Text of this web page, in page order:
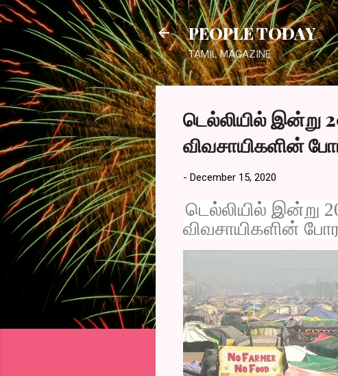
PEOPLE TODAY
TAMIL MAGAZINE
டெல்லியில் இன்று
விவசாயிகளின்
- December 15, 2020
டெல்லியில் இன்று
விவசாயிகளின்